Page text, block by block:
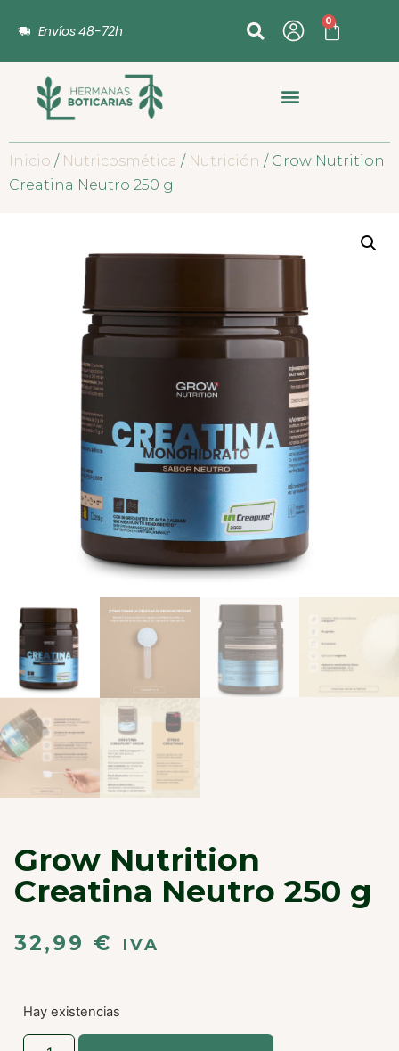
Envíos 48-72h
0
Inicio / Nutricosmética / Nutrición / Grow Nutrition
Creatina Neutro 250 g
Grow Nutrition
Creatina Neutro 250 g
32,99 € IVA
Hay existencias